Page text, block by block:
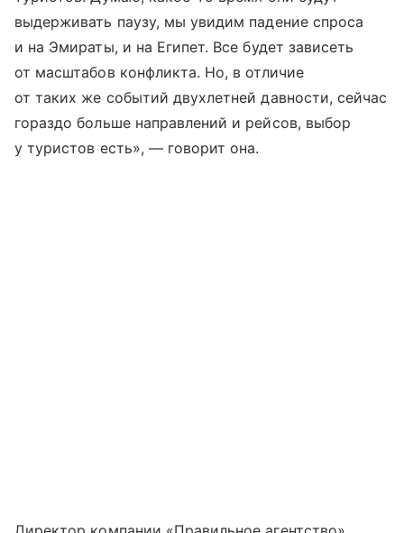
выдерживать паузу, мы увидим падение спроса
и на Эмираты, и на Египет. Все будет зависеть
от масштабов конфликта. Но, в отличие
от таких же событий двухлетней давности, сейчас
гораздо больше направлений и рейсов, выбор
у туристов есть», — говорит она.